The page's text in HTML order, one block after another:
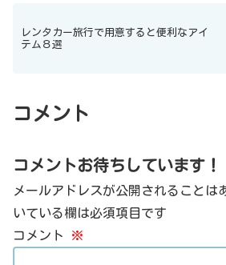
レンタカー旅行で用意すると便利なアイ
テム８選
コメント
コメントお待ちしています！
メールアドレスが公開されることは
いている欄は必須項目です
コメント
※